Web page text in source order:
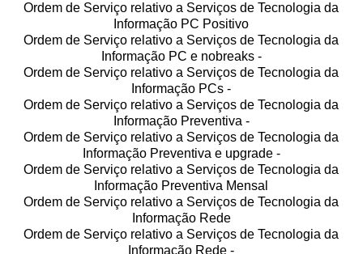
Ordem de Serviço relativo a Serviços de Tecnologia da
Informação PC Positivo
Ordem de Serviço relativo a Serviços de Tecnologia da
Informação PC e nobreaks -
Ordem de Serviço relativo a Serviços de Tecnologia da
Informação PCs -
Ordem de Serviço relativo a Serviços de Tecnologia da
Informação Preventiva -
Ordem de Serviço relativo a Serviços de Tecnologia da
Informação Preventiva e upgrade -
Ordem de Serviço relativo a Serviços de Tecnologia da
Informação Preventiva Mensal
Ordem de Serviço relativo a Serviços de Tecnologia da
Informação Rede
Ordem de Serviço relativo a Serviços de Tecnologia da
Informação Rede -